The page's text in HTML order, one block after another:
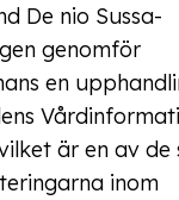
De nio Sussa-
genomför
en
är en av de
inom